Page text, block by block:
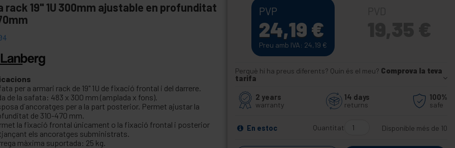
rack 19" 1U 300mm ajustable en profunditat
per a armari rack de 19" 1U de fixació frontal i del darrere.
de la safata: 483 x 300 mm (amplada x fons).
d´ancoratges per a la part posterior. Permet ajustar la
de 310-470 mm.
la fixació frontal únicament o la fixació frontal i posterior
els ancoratges subministrats.
màxima suportada: 25 kg.
PVP
24,19 €
Preu amb IVA: 24,19 €
Perquè hi ha preus diferents? Quin és el meu? Comprova la teva
tarifa
2 years
warranty
14 days
returns
100%
safe
En estoc Quantitat Disponible més de 10